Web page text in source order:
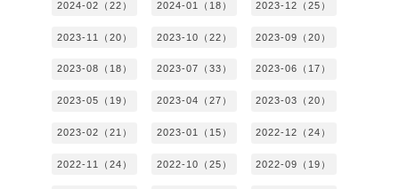
2024-02（22） 2024-01（18） 2023-12（25）
2023-11（20） 2023-10（22） 2023-09（20）
2023-08（18） 2023-07（33） 2023-06（17）
2023-05（19） 2023-04（27） 2023-03（20）
2023-02（21） 2023-01（15） 2022-12（24）
2022-11（24） 2022-10（25） 2022-09（19）